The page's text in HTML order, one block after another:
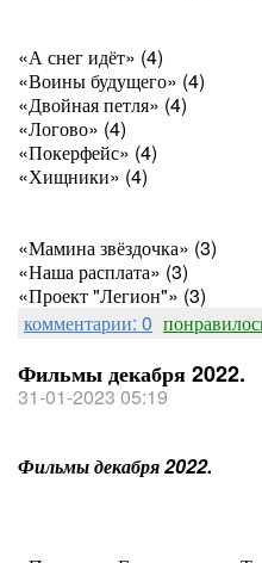
«А снег идёт» (4)
«Воины будущего» (4)
«Двойная петля» (4)
«Логово» (4)
«Покерфейс» (4)
«Хищники» (4)
«Мамина звёздочка» (3)
«Наша расплата» (3)
«Проект "Легион"» (3)
комментарии: 0
Фильмы декабря 2022.
31-01-2023 05:19
Фильмы декабря 2022.